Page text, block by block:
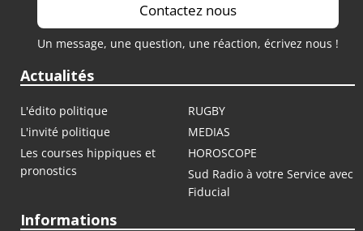
Contactez nous
Un message, une question, une réaction, écrivez nous !
Actualités
L'édito politique
RUGBY
L'invité politique
MEDIAS
Les courses hippiques et
pronostics
HOROSCOPE
Sud Radio à votre Service avec
Fiducial
Informations